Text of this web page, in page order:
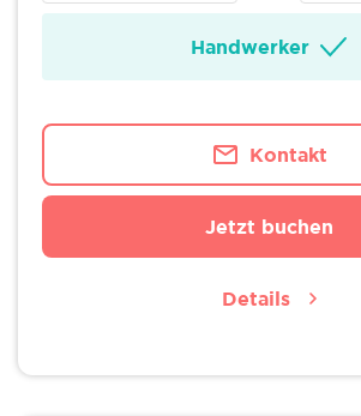
Handwerker
Kontakt
Jetzt buchen
Details